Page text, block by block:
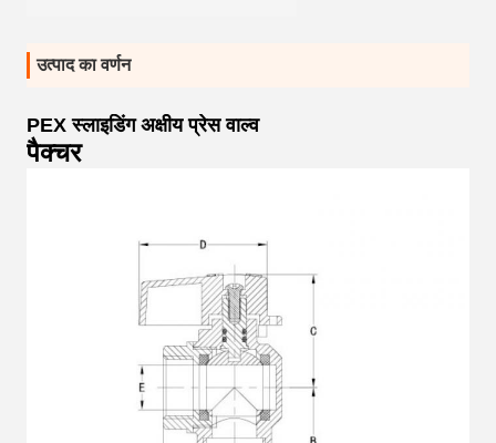
उत्पाद का वर्णन
PEX स्लाइडिंग अक्षीय प्रेस वाल्व
पैक्चर